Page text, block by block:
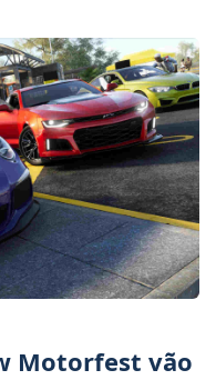
Motorfest vão